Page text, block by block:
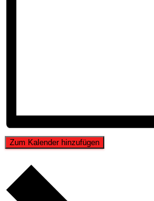
Zum Kalender hinzufügen